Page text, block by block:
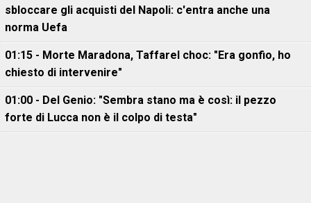
sbloccare gli acquisti del Napoli: c'entra anche una
norma Uefa
01:15 - Morte Maradona, Taffarel choc: "Era gonfio, ho
chiesto di intervenire"
01:00 - Del Genio: "Sembra stano ma è così: il pezzo
forte di Lucca non è il colpo di testa"